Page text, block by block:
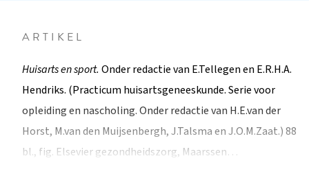
ARTIKEL
Huisarts en sport. Onder redactie van E.Tellegen en E.R.H.A.
Hendriks. (Practicum huisartsgeneeskunde. Serie voor
opleiding en nascholing. Onder redactie van H.E.van der
Horst, M.van den Muijsenbergh, J.Talsma en J.O.M.Zaat.) 88
bl., fig. Elsevier gezondheidszorg, Maarssen…